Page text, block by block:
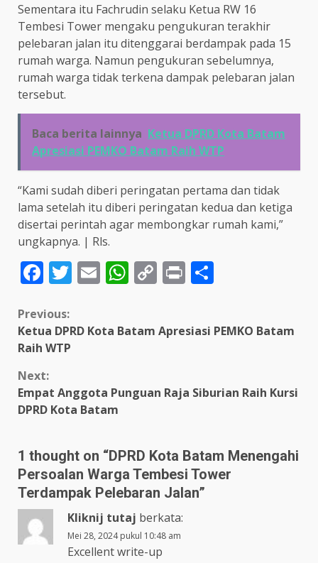
Sementara itu Fachrudin selaku Ketua RW 16
Tembesi Tower mengaku pengukuran terakhir
pelebaran jalan itu ditenggarai berdampak pada 15
rumah warga. Namun pengukuran sebelumnya,
rumah warga tidak terkena dampak pelebaran jalan
tersebut.
Baca berita lainnya Ketua DPRD Kota Batam
Apresiasi PEMKO Batam Raih WTP
“Kami sudah diberi peringatan pertama dan tidak
lama setelah itu diberi peringatan kedua dan ketiga
disertai perintah agar membongkar rumah kami,”
ungkapnya. | Rls.
Facebook
Twitter
EmailWhatsApp
Copy
Print
Continue
Reading
Previous:
Ketua DPRD Kota Batam Apresiasi PEMKO Batam
Raih WTP
Next:
Empat Anggota Punguan Raja Siburian Raih Kursi
DPRD Kota Batam
1 thought on “DPRD Kota Batam Menengahi
Persoalan Warga Tembesi Tower
Terdampak Pelebaran Jalan”
Kliknij tutaj berkata:
Mei 28, 2024 pukul 10:48 am
Excellent write-up